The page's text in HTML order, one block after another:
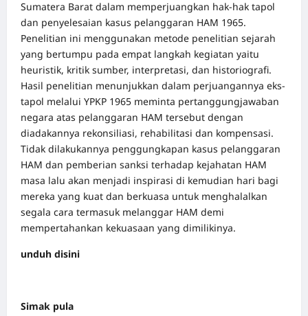
Sumatera Barat dalam memperjuangkan hak-hak tapol
dan penyelesaian kasus pelanggaran HAM 1965.
Penelitian ini menggunakan metode penelitian sejarah
yang bertumpu pada empat langkah kegiatan yaitu
heuristik, kritik sumber, interpretasi, dan historiografi.
Hasil penelitian menunjukkan dalam perjuangannya eks-
tapol melalui YPKP 1965 meminta pertanggungjawaban
negara atas pelanggaran HAM tersebut dengan
diadakannya rekonsiliasi, rehabilitasi dan kompensasi.
Tidak dilakukannya penggungkapan kasus pelanggaran
HAM dan pemberian sanksi terhadap kejahatan HAM
masa lalu akan menjadi inspirasi di kemudian hari bagi
mereka yang kuat dan berkuasa untuk menghalalkan
segala cara termasuk melanggar HAM demi
mempertahankan kekuasaan yang dimilikinya.
unduh disini
Simak pula